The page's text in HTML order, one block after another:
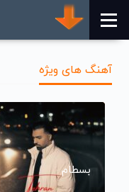
آهنگ های ویژه
بسطام